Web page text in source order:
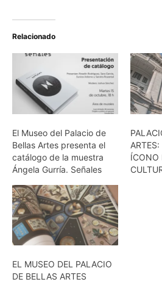
Relacionado
El Museo del Palacio de
Bellas Artes presenta el
catálogo de la muestra
Ángela Gurría. Señales
ÍCONO
EL MUSEO DEL PALACIO
DE BELLAS ARTES